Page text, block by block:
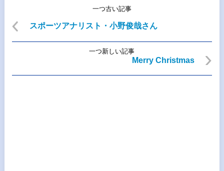
一つ古い記事
スポーツアナリスト・小野俊哉さん
一つ新しい記事
Merry Christmas